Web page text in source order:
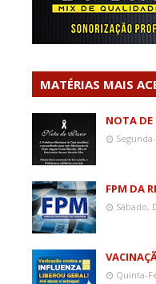
MATÉRIAS MAIS
NOTA DE
FPM DA
Sábado,
Quinta-